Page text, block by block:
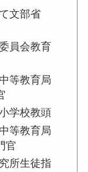
文部省
員会教育
等教育局
学校教頭
等教育局
官
所生徒指